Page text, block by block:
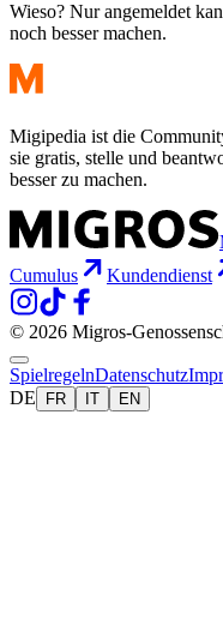
Wieso? Nur angemeldet
noch besser machen.
Migipedia ist die
sie gratis, stelle und
besser zu machen.
Cumulus
Kundendienst
© 2026 Migros-
SpielregelnDatenschutz
DE
FR IT EN